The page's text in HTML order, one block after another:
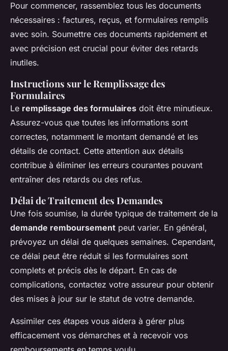
Pour commencer, rassemblez tous les documents
nécessaires : factures, reçus, et formulaires remplis
avec soin. Soumettre ces documents rapidement et
avec précision est crucial pour éviter des retards
inutiles.
Instructions sur le Remplissage des
Formulaires
Le remplissage des formulaires doit être minutieux.
Assurez-vous que toutes les informations sont
correctes, notamment le montant demandé et les
détails de contact. Cette attention aux détails
contribue à éliminer les erreurs courantes pouvant
entraîner des retards ou des refus.
Délai de Traitement des Demandes
Une fois soumise, la durée typique de traitement de la
demande remboursement peut varier. En général,
prévoyez un délai de quelques semaines. Cependant,
ce délai peut être réduit si les formulaires sont
complets et précis dès le départ. En cas de
complications, contactez votre assureur pour obtenir
des mises à jour sur le statut de votre demande.
Assimiler ces étapes vous aidera à gérer plus
efficacement vos démarches et à recevoir vos